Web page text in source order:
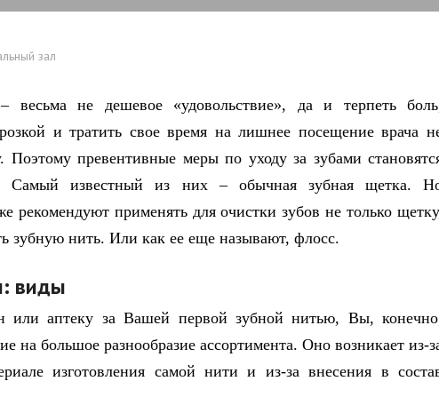
зал
весьма не дешевое «удовольствие», да и терпеть
и тратить свое время на лишнее посещение врача
Поэтому превентивные меры по уходу за зубами
Самый известный из них – обычная зубная щетка.
рекомендуют применять для очистки зубов не только
зубную нить. Или как ее еще называют, флосс.
виды
или аптеку за Вашей первой зубной нитью, Вы,
на большое разнообразие ассортимента. Оно возникает из-
изготовления самой нити и из-за внесения в